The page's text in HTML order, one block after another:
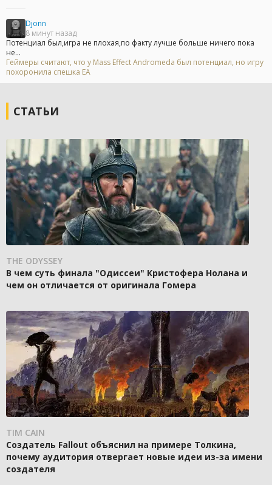
Djonn
8 минут назад
Потенциал был,игра не плохая,по факту лучше больше ничего пока
не...
Геймеры считают, что у Mass Effect Andromeda был потенциал, но игру
похоронила спешка EA
СТАТЬИ
THE ODYSSEY
В чем суть финала "Одиссеи" Кристофера Нолана и
чем он отличается от оригинала Гомера
TIM CAIN
Создатель Fallout объяснил на примере Толкина,
почему аудитория отвергает новые идеи из-за имени
создателя